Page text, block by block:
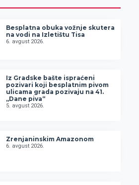
Besplatna obuka vožnje skutera
na vodi na Izletištu Tisa
6. avgust 2026.
Iz Gradske bašte ispraćeni
pozivari koji besplatnim pivom
ulicama grada pozivaju na 41.
„Dane piva“
5. avgust 2026.
Zrenjaninskim Amazonom
6. avgust 2026.